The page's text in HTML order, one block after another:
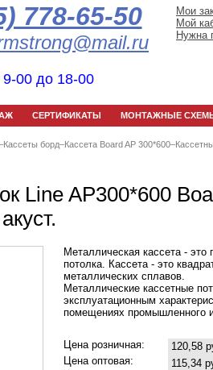
778-65-50
9-00 до 18-00
СЕРТИФИКАТЫ МОНТАЖНЫЕ
Мои
Мой
Нужна
Кассеты борд–Кассета Board AP 300*600–
Line AP300*600
Металлическая кассета - это
потолка. Кассета - это
металлических сплавов.
Металлические кассетные
эксплуатационным
помещениях промышленного
Цена розничная:
120,58
Цена оптовая:
115,34